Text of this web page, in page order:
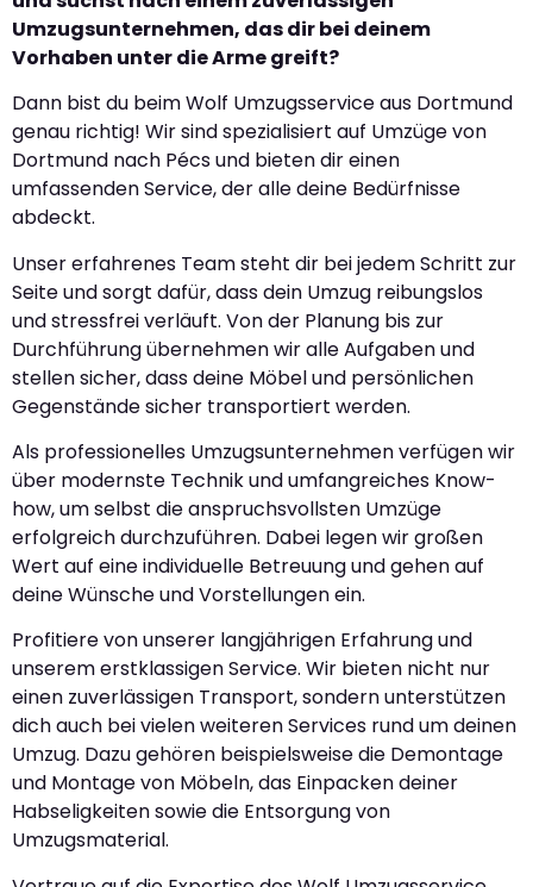
Umzugsunternehmen, das dir bei deinem
Vorhaben unter die Arme greift?
Dann bist du beim Wolf Umzugsservice aus Dortmund
genau richtig! Wir sind spezialisiert auf Umzüge von
Dortmund nach Pécs und bieten dir einen
umfassenden Service, der alle deine Bedürfnisse
abdeckt.
Unser erfahrenes Team steht dir bei jedem Schritt zur
Seite und sorgt dafür, dass dein Umzug reibungslos
und stressfrei verläuft. Von der Planung bis zur
Durchführung übernehmen wir alle Aufgaben und
stellen sicher, dass deine Möbel und persönlichen
Gegenstände sicher transportiert werden.
Als professionelles Umzugsunternehmen verfügen wir
über modernste Technik und umfangreiches Know-
how, um selbst die anspruchsvollsten Umzüge
erfolgreich durchzuführen. Dabei legen wir großen
Wert auf eine individuelle Betreuung und gehen auf
deine Wünsche und Vorstellungen ein.
Profitiere von unserer langjährigen Erfahrung und
unserem erstklassigen Service. Wir bieten nicht nur
einen zuverlässigen Transport, sondern unterstützen
dich auch bei vielen weiteren Services rund um deinen
Umzug. Dazu gehören beispielsweise die Demontage
und Montage von Möbeln, das Einpacken deiner
Habseligkeiten sowie die Entsorgung von
Umzugsmaterial.